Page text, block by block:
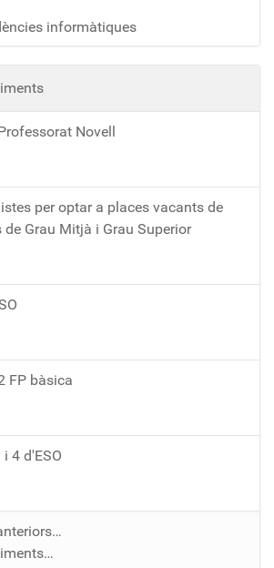
informàtiques
Novell
per optar a places vacants de
Grau Mitjà i Grau Superior
FP bàsica
4 d'ESO